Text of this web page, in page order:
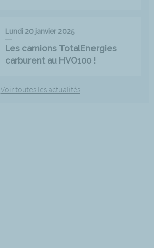
Lundi 20 janvier 2025
Les camions TotalEnergies
carburent au HVO100 !
Voir toutes les actualités